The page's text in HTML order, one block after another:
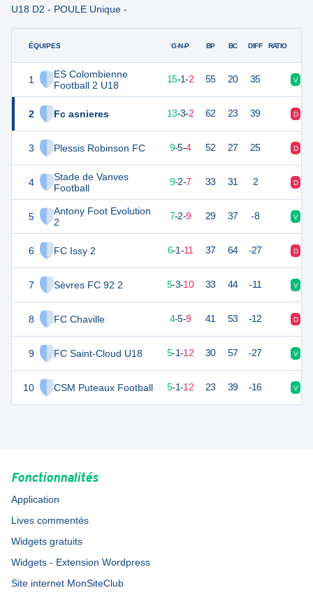
U18 D2 - POULE Unique -
ÉQUIPES
1
ES Colombienne
Football 2 U18
2 Fc asnieres
3 Plessis Robinson FC
4
Stade de Vanves
Football
5
Antony Foot Evolution
2
6 FC Issy 2
7 Sèvres FC 92 2
8 FC Chaville
9 FC Saint-Cloud U18
10 CSM Puteaux Football
G-N-P BP BC DIFF RATIO
44 15-1-2 55 20 35 V
13-3-2 62 23 39 D
32 18 9-5-4 52 27 25 D
29 9-2-7 33 31 2 D
22 18 7-2-9 29 37 -8 V
6-1-11 37 64 -27 D
5-3-10 33 44 -11 V
4-5-9 41 53 -12 D
16 5-1-12 30 57 -27 V
16 18 5-1-12 23 39 -16 V
Fonctionnalités
Application
Lives commentés
Widgets gratuits
Widgets - Extension Wordpress
Site internet MonSiteClub